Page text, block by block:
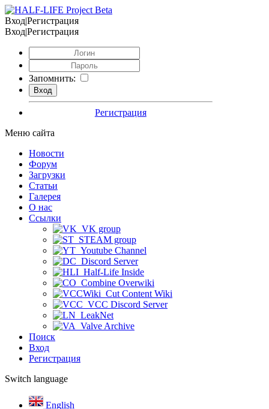
Вход|Регистрация
Вход|Регистрация
Запомнить:
Регистрация
Меню сайта
Новости
Форум
Загрузки
Статьи
Галерея
О нас
Ссылки
VK group
STEAM group
Youtube Channel
Discord Server
Half-Life Inside
Combine Overwiki
Cut Content Wiki
VCC Discord Server
LeakNet
Valve Archive
Поиск
Вход
Регистрация
Switch language
English